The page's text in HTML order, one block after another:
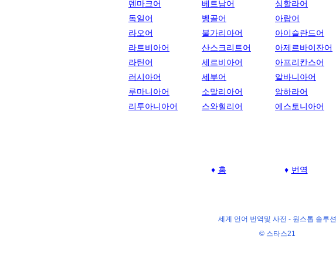
덴마크어
독일어
라오어
라트비아어
라틴어
러시아어
루마니아어
리투아니아어
베트남어
벵골어
불가리아어
산스크리트어
세르비아어
세부어
소말리아어
스와힐리어
싱할라어
아랍어
아이슬란드어
아제르바이잔어
아프리칸스어
알바니아어
암하라어
에스토니아어
홈 번역
세계 언어 번역및 사전 - 원스톱 솔루션
© 스타스21